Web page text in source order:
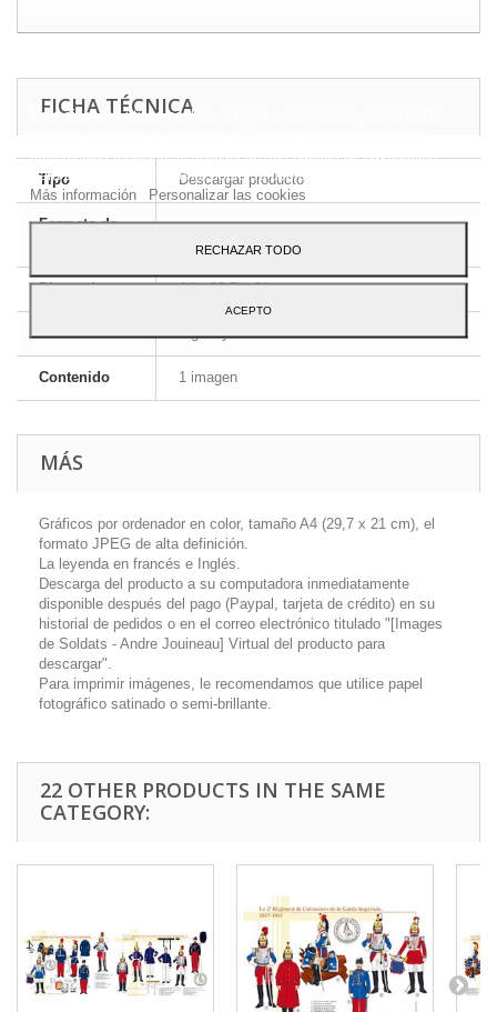
FICHA TÉCNICA
Tipo Descargar producto
Formato de
Dimensiones A4 - 29,7 x 21 cm
Idioma Inglés y francés
Contenido 1 imagen
MÁS
Gráficos por ordenador en color, tamaño A4 (29,7 x 21 cm), el
formato JPEG de alta definición.
La leyenda en francés e Inglés.
Descarga del producto a su computadora inmediatamente
disponible después del pago (Paypal, tarjeta de crédito) en su
historial de pedidos o en el correo electrónico titulado "[Images
de Soldats - Andre Jouineau] Virtual del producto para
descargar".
Para imprimir imágenes, le recomendamos que utilice papel
fotográfico satinado o semi-brillante.
22 OTHER PRODUCTS IN THE SAME
CATEGORY:
Este sitio web utiliza cookies propias y de terceros para mejorar
preferencias mediante el análisis de sus hábitos de navegación.
Para dar su consentimiento sobre su uso pulse el botón Acepto.
Más información
Personalizar las cookies
RECHAZAR TODO
ACEPTO